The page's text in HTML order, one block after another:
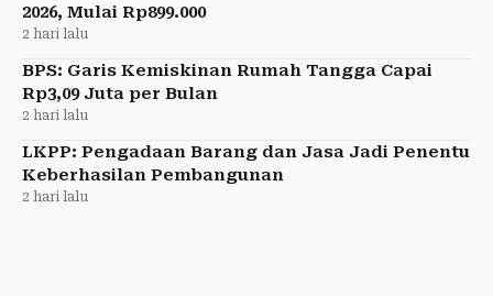
2026, Mulai Rp899.000
2 hari lalu
BPS: Garis Kemiskinan Rumah Tangga Capai
Rp3,09 Juta per Bulan
2 hari lalu
LKPP: Pengadaan Barang dan Jasa Jadi Penentu
Keberhasilan Pembangunan
2 hari lalu